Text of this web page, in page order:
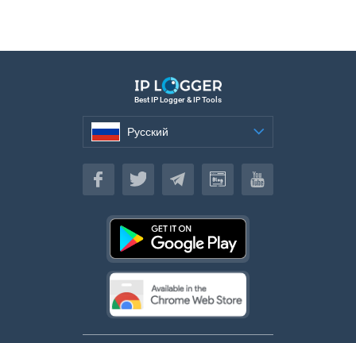
Best IP Logger & IP Tools
Русский
Русский